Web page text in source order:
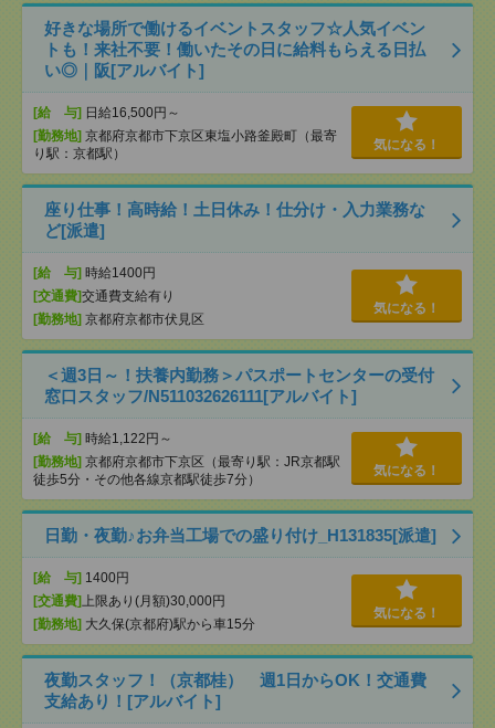
好きな場所で働けるイベントスタッフ☆人気イベン
トも！来社不要！働いたその日に給料もらえる日払
い◎｜阪[アルバイト]
[給 与] 日給16,500円～
[勤務地] 京都府京都市下京区東塩小路釜殿町（最寄
り駅：京都駅）
気になる！
座り仕事！高時給！土日休み！仕分け・入力業務な
ど[派遣]
[給 与] 時給1400円
[交通費]交通費支給有り
[勤務地] 京都府京都市伏見区
気になる！
＜週3日～！扶養内勤務＞パスポートセンターの受付
窓口スタッフ/N511032626111[アルバイト]
[給 与] 時給1,122円～
[勤務地] 京都府京都市下京区（最寄り駅：JR京都駅
徒歩5分・その他各線京都駅徒歩7分）
気になる！
日勤・夜勤♪お弁当工場での盛り付け_H131835[派遣]
[給 与] 1400円
[交通費] 上限あり(月額)30,000円
[勤務地] 大久保(京都府)駅から車15分
気になる！
夜勤スタッフ！（京都桂） 週1日からOK！交通費
支給あり！[アルバイト]